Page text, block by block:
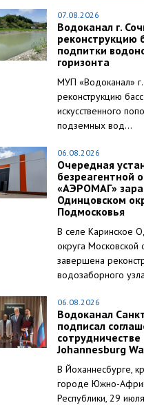
07.08.2026
Водоканал г.
реконструкцию
подпитки
горизонта
МУП «Водоканал»
реконструкцию
искусственного
подземных вод...
06.08.2026
Очередная
безреагентной
«АЭРОМАГ»
Одинцовском
Подмосковья
В селе Каринское
округа Московской
завершена
водозаборного
06.08.2026
Водоканал
подписал
Johannesburg
В Йоханнесбурге,
городе Южно-
Республики, 29